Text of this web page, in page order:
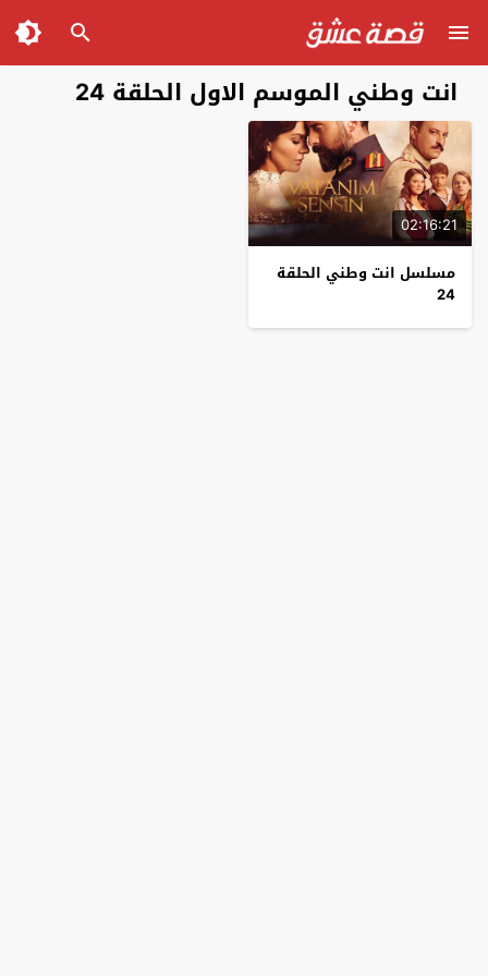
انت وطني الموسم الاول الحلقة 24
02:16:21
مسلسل انت وطني الحلقة
24